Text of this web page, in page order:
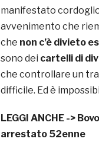
manifestato
avvenimento che
che non c’è divieto
sono dei cartelli di
che controllare un
difficile. Ed è
LEGGI ANCHE ->
arrestato 52enne